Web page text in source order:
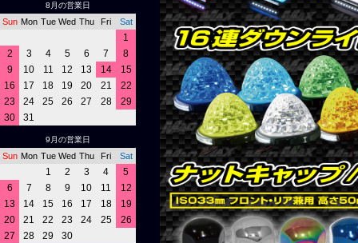
8月の営業日
Sun Mon Tue Wed Thu Fri Sat
1
2
3 4 5 6 7
8
9
10 11 12 13 14
15
16
17 18 19 20 21
22
23
24 25 26 27 28
29
30
31
9月の営業日
Sun Mon Tue Wed Thu Fri Sat
1 2 3 4
5
6
7 8 9 10 11
12
13
14 15 16 17 18
19
20
21 22 23 24 25
26
27
28 29 30